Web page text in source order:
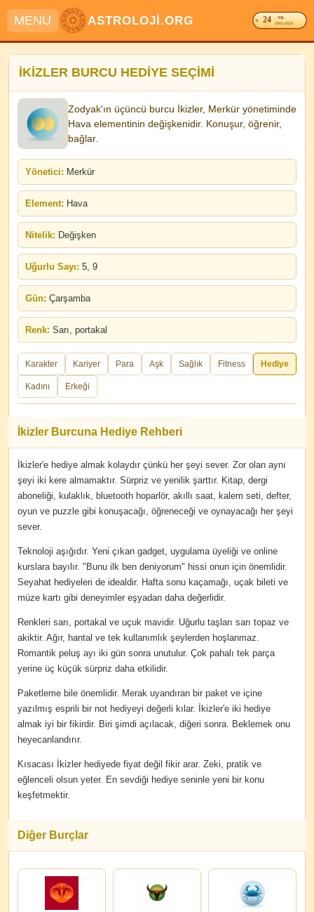
MENU ASTROLOJİ.ORG 24 . YIL
2003-2026
İKİZLER BURCU HEDİYE SEÇİMİ
Zodyak'ın üçüncü burcu İkizler, Merkür yönetiminde
Hava elementinin değişkenidir. Konuşur, öğrenir,
bağlar.
Yönetici: Merkür
Element: Hava
Nitelik: Değişken
Uğurlu Sayı: 5, 9
Gün: Çarşamba
Renk: Sarı, portakal
Karakter Kariyer Para Aşk Sağlık Fitness Hediye
Kadını Erkeği
İkizler Burcuna Hediye Rehberi
İkizler'e hediye almak kolaydır çünkü her şeyi sever. Zor olan aynı
şeyi iki kere almamaktır. Sürpriz ve yenilik şarttır. Kitap, dergi
aboneliği, kulaklık, bluetooth hoparlör, akıllı saat, kalem seti, defter,
oyun ve puzzle gibi konuşacağı, öğreneceği ve oynayacağı her şeyi
sever.
Teknoloji aşığıdır. Yeni çıkan gadget, uygulama üyeliği ve online
kurslara bayılır. "Bunu ilk ben deniyorum" hissi onun için önemlidir.
Seyahat hediyeleri de idealdir. Hafta sonu kaçamağı, uçak bileti ve
müze kartı gibi deneyimler eşyadan daha değerlidir.
Renkleri sarı, portakal ve uçuk mavidir. Uğurlu taşları sarı topaz ve
akiktir. Ağır, hantal ve tek kullanımlık şeylerden hoşlanmaz.
Romantik peluş ayı iki gün sonra unutulur. Çok pahalı tek parça
yerine üç küçük sürpriz daha etkilidir.
Paketleme bile önemlidir. Merak uyandıran bir paket ve içine
yazılmış esprili bir not hediyeyi değerli kılar. İkizler'e iki hediye
almak iyi bir fikirdir. Biri şimdi açılacak, diğeri sonra. Beklemek onu
heyecanlandırır.
Kısacası İkizler hediyede fiyat değil fikir arar. Zeki, pratik ve
eğlenceli olsun yeter. En sevdiği hediye seninle yeni bir konu
keşfetmektir.
Diğer Burçlar